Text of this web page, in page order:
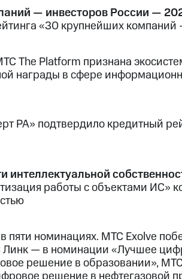
— инвесторов России —
«30 крупнейших
The Platform признана
награды в сфере
РА» подтвердило кредитный
интеллектуальной
работы с объектами ИС»
пяти номинациях. МТС Exolve
— в номинации «Лучшее
решение в образовании»,